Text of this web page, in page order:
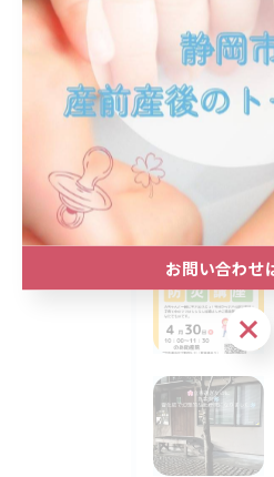
最近の投稿
Posts
お問い合わせ
お問い合わせ